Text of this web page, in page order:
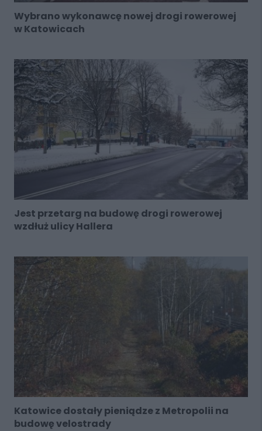
Wybrano wykonawcę nowej drogi rowerowej
w Katowicach
Jest przetarg na budowę drogi rowerowej
wzdłuż ulicy Hallera
Katowice dostały pieniądze z Metropolii na
budowę velostrady